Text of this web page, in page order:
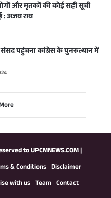
और मृतकों की कोई सही सूची
: अजय राय
संसद पहुंचना कांग्रेस के पुनरुत्थान में
toUPCMNEWS.COM|
& Conditions Disclaimer
with us Team Contact